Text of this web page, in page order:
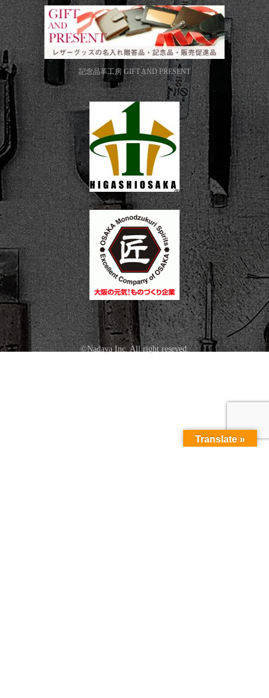
記念品革工房 GIFT AND PRESENT
©Nadaya Inc. All right reseved.
Translate »